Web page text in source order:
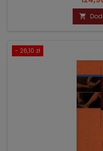

- 26,10 zł